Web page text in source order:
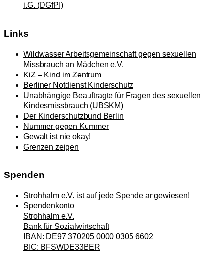
i.G. (DGfPI)
Links
Wildwasser Arbeitsgemeinschaft gegen sexuellen
Missbrauch an Mädchen e.V.
KiZ – Kind im Zentrum
Berliner Notdienst Kinderschutz
Unabhängige Beauftragte für Fragen des sexuellen
Kindesmissbrauch (UBSKM)
Der Kinderschutzbund Berlin
Nummer gegen Kummer
Gewalt ist nie okay!
Grenzen zeigen
Spenden
Strohhalm e.V. ist auf jede Spende angewiesen!
Spendenkonto
Strohhalm e.V.
Bank für Sozialwirtschaft
IBAN: DE97 370205 0000 0305 6602
BIC: BFSWDE33BER